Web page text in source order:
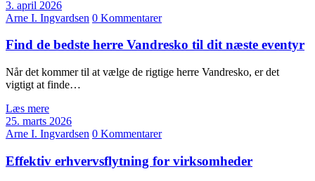
3. april 2026
Arne I. Ingvardsen 0 Kommentarer
Find de bedste herre Vandresko til dit næste eventyr
Når det kommer til at vælge de rigtige herre Vandresko, er det
vigtigt at finde…
Læs mere
25. marts 2026
Arne I. Ingvardsen 0 Kommentarer
Effektiv erhvervsflytning for virksomheder